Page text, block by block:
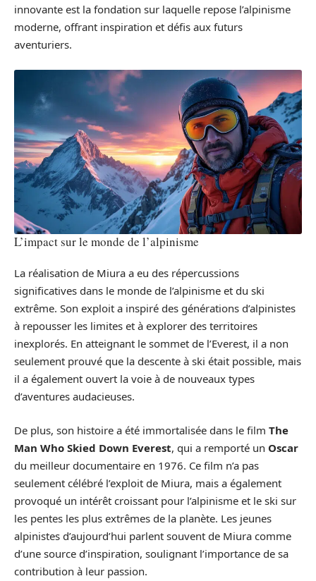
innovante est la fondation sur laquelle repose l’alpinisme
moderne, offrant inspiration et défis aux futurs
aventuriers.
L’impact sur le monde de l’alpinisme
La réalisation de Miura a eu des répercussions
significatives dans le monde de l’alpinisme et du ski
extrême. Son exploit a inspiré des générations d’alpinistes
à repousser les limites et à explorer des territoires
inexplorés. En atteignant le sommet de l’Everest, il a non
seulement prouvé que la descente à ski était possible, mais
il a également ouvert la voie à de nouveaux types
d’aventures audacieuses.
De plus, son histoire a été immortalisée dans le film The
Man Who Skied Down Everest, qui a remporté un Oscar
du meilleur documentaire en 1976. Ce film n’a pas
seulement célébré l’exploit de Miura, mais a également
provoqué un intérêt croissant pour l’alpinisme et le ski sur
les pentes les plus extrêmes de la planète. Les jeunes
alpinistes d’aujourd’hui parlent souvent de Miura comme
d’une source d’inspiration, soulignant l’importance de sa
contribution à leur passion.